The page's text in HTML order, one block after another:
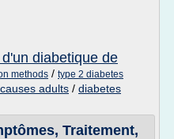
diabetique de
methods / type 2 diabetes
adults / diabetes
Traitement,